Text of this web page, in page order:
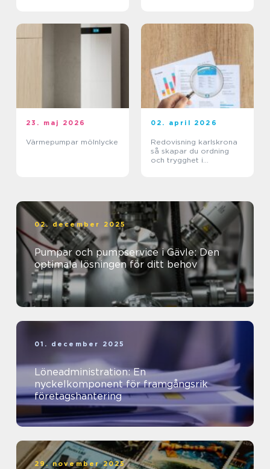
23. maj 2026
Värmepumpar mölnlycke
02. april 2026
Redovisning karlskrona
så skapar du ordning
och trygghet i
02. december 2025
Pumpar och pumpservice i Gävle: Den
optimala lösningen för ditt behov
01. december 2025
Löneadministration: En
nyckelkomponent för framgångsrik
företagshantering
29. november 2025